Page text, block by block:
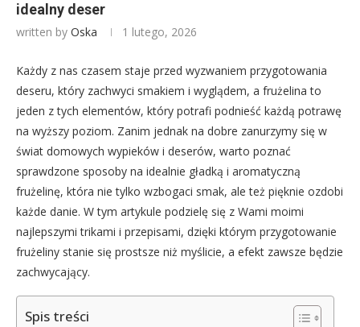
idealny deser
written by Oska 1 lutego, 2026
Każdy z nas czasem staje przed wyzwaniem przygotowania
deseru, który zachwyci smakiem i wyglądem, a frużelina to
jeden z tych elementów, który potrafi podnieść każdą potrawę
na wyższy poziom. Zanim jednak na dobre zanurzymy się w
świat domowych wypieków i deserów, warto poznać
sprawdzone sposoby na idealnie gładką i aromatyczną
frużelinę, która nie tylko wzbogaci smak, ale też pięknie ozdobi
każde danie. W tym artykule podzielę się z Wami moimi
najlepszymi trikami i przepisami, dzięki którym przygotowanie
frużeliny stanie się prostsze niż myślicie, a efekt zawsze będzie
zachwycający.
Spis treści